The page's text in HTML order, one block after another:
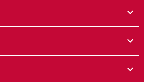
expand_more
expand_more
expand_more